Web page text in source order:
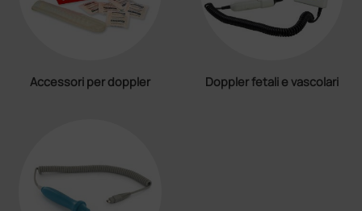
Accessori per doppler Doppler fetali e vascolari